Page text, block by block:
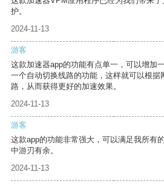
护。
2024-11-13
游客
这款加速器app的功能有点单一，可以增加
一个自动切换线路的功能，这样就可以根据
路，从而获得更好的加速效果。
2024-11-13
游客
这款app的功能非常强大，可以满足我所有
中游刃有余。
2024-11-13